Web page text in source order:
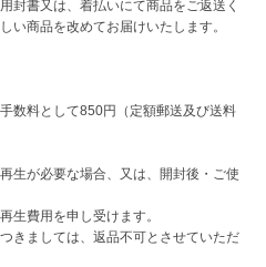
封書又は、着払いにて商品をご返送く
い商品を改めてお届けいたします。
数料として850円（定額郵送及び送料
生が必要な場合、又は、開封後・ご使
生費用を申し受けます。
きましては、返品不可とさせていただ